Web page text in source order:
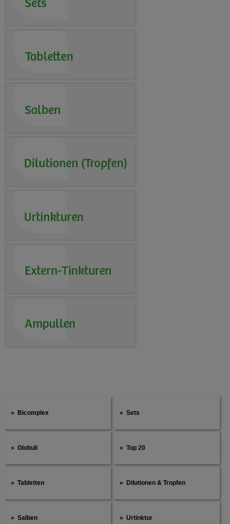
Bicomplex Sets
Globuli Top 20
Tabletten Dilutionen & Tropfen
Salben Urtinktur